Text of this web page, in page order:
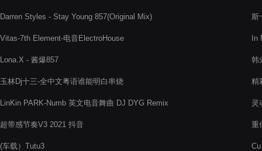
Darren Styles - Stay Young 857(Original Mix)
Vitas-7th Element-电音ElectroHouse
Lona.X - 酱爆857
玉林Dj十三-全中文粤语谁能明白串烧
LinKin PARK-Numb 英文电音舞曲 DJ DYG Remix
超带感节奏V3 2021 抖音
(车载）Tutu3
斯
In
韩
精
灵
重